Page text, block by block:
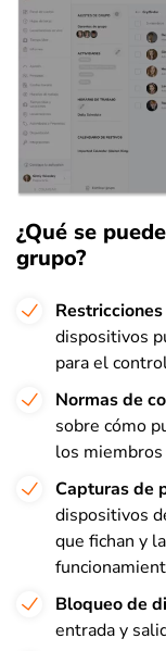
¿Qué se
grupo?
dispositivos
para el
Normas de
sobre cómo
los
Capturas de
dispositivos
que fichan y
Bloqueo de
entrada y